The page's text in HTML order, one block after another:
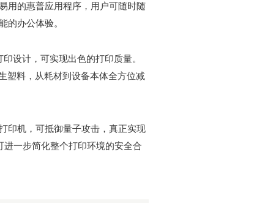
用的惠普应用程序，用户可随时随
的办公体验。
设计，可实现出色的打印质量。
塑料，从耗材到设备本体全方位减
印机，可抵御量子攻击，真正实现
进一步简化整个打印环境的安全合